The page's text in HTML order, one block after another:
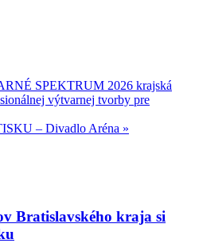
SPEKTRUM 2026 krajská
výtvarnej tvorby pre
– Divadlo Aréna »
Bratislavského kraja si